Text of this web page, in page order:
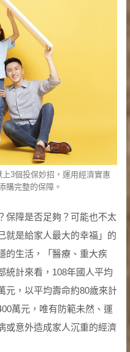
3個投保妙招，運用經濟實惠
購完整的保障。
保障是否足夠？可能也不太
就是給家人最大的幸福」的
的生活，「醫療、重大疾
統計來看，108年國人平均
元，以平均壽命約80歲來計
萬元，唯有防範未然、運
或意外造成家人沉重的經濟